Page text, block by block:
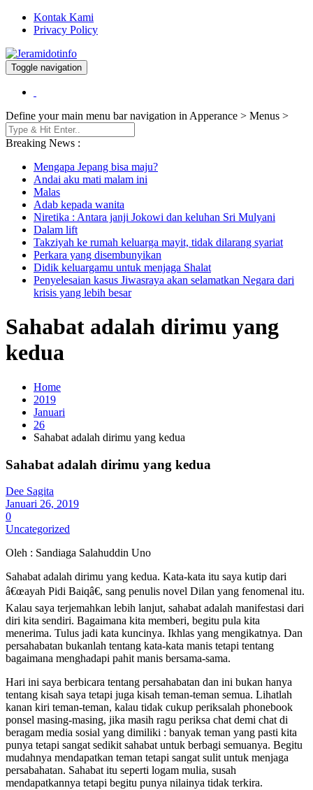
Kontak Kami
Privacy Policy
Jeramidotinfo
Berita dan Informasi Terkini
Toggle navigation
Define your main menu bar navigation in Apperance > Menus >
Breaking News :
Mengapa Jepang bisa maju?
Andai aku mati malam ini
Malas
Adab kepada wanita
Niretika : Antara janji Jokowi dan keluhan Sri Mulyani
Dalam lift
Takziyah ke rumah keluarga mayit, tidak dilarang syariat
Perkara yang disembunyikan
Didik keluargamu untuk menjaga Shalat
Penyelesaian kasus Jiwasraya akan selamatkan Negara dari
krisis yang lebih besar
Sahabat adalah dirimu yang
kedua
Home
2019
Januari
26
Sahabat adalah dirimu yang kedua
Sahabat adalah dirimu yang kedua
Dee Sagita
Januari 26, 2019
0
Uncategorized
Oleh : Sandiaga Salahuddin Uno
Sahabat adalah dirimu yang kedua. Kata-kata itu saya kutip dari
â€œayah Pidi Baiqâ€, sang penulis novel Dilan yang fenomenal itu.
Kalau saya terjemahkan lebih lanjut, sahabat adalah manifestasi dari
diri kita sendiri. Bagaimana kita memberi, begitu pula kita
menerima. Tulus jadi kata kuncinya. Ikhlas yang mengikatnya. Dan
persahabatan bukanlah tentang kata-kata manis tetapi tentang
bagaimana menghadapi pahit manis bersama-sama.
Hari ini saya berbicara tentang persahabatan dan ini bukan hanya
tentang kisah saya tetapi juga kisah teman-teman semua. Lihatlah
kanan kiri teman-teman, kalau tidak cukup periksalah phonebook
ponsel masing-masing, jika masih ragu periksa chat demi chat di
beragam media sosial yang dimiliki : banyak teman yang pasti kita
punya tetapi sangat sedikit sahabat untuk berbagi semuanya. Begitu
mudahnya mendapatkan teman tetapi sangat sulit untuk menjaga
persabahatan. Sahabat itu seperti logam mulia, susah
mendapatkannya tetapi begitu punya nilainya tidak terkira.